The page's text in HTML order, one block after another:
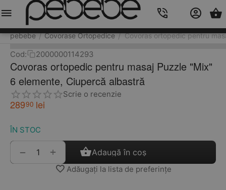
pebebe / Covorase Ortopedice / Covoras ortopedic pentru
Cod: 2000000114293
Covoras ortopedic pentru masaj Puzzle "Mix"
6 elemente, Ciupercă albastră
Scrie o recenzie
28990 lei
ÎN STOC
+
− Adaugă în coș
Adăugați la lista de preferințe
Meniu Caută Cos